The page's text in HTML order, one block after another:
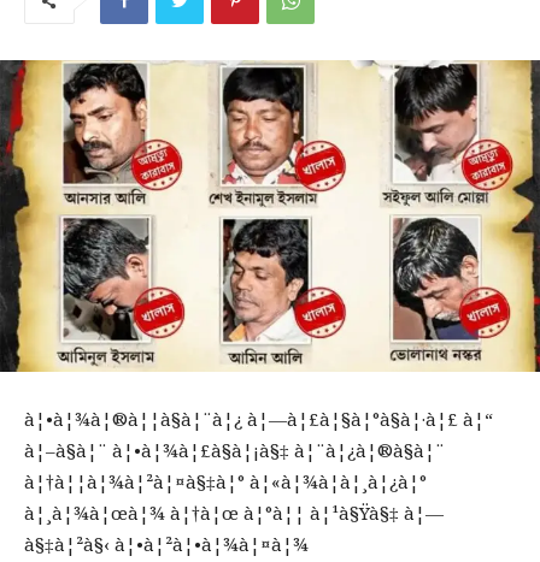
à¦•à¦¾à¦®à¦¦à§à¦¨à¦¿ à¦—à¦£à¦§à¦°à§à¦·à¦£ à¦“
à¦–à§à¦¨ à¦•à¦¾à¦£à§à¦¡à§‡ à¦¨à¦¿à¦®à§à¦¨
à¦†à¦¦à¦¾à¦²à¦¤à§‡à¦° à¦«à¦¾à¦à¦¸à¦¿à¦°
à¦¸à¦¾à¦œà¦¾ à¦†à¦œ à¦°à¦¦ à¦¹à§Ÿà§‡ à¦—
à§‡à¦²à§‹ à¦•à¦²à¦•à¦¾à¦¤à¦¾